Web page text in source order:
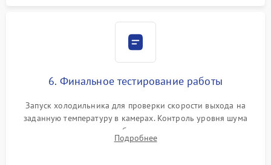
6. Финальное тестирование работы
Запуск холодильника для проверки скорости выхода на
заданную температуру в камерах. Контроль уровня шума
компрессора, отсутствия обмерзания стенок и корректного
срабатывания системы автоматической оттайки.
Подробнее